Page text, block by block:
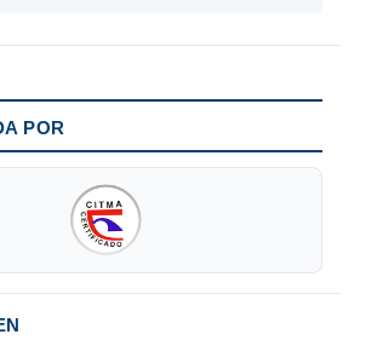
POR